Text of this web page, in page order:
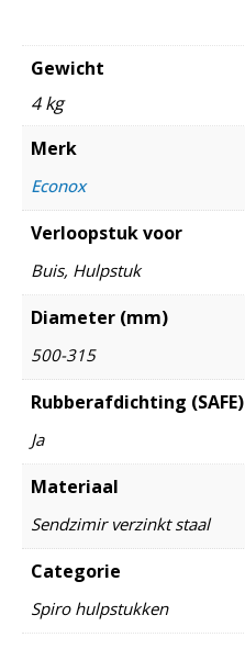
Gewicht
4 kg
Merk
Econox
Verloopstuk voor
Buis, Hulpstuk
Diameter (mm)
500-315
Rubberafdichting (SAFE)
Ja
Materiaal
Sendzimir verzinkt staal
Categorie
Spiro hulpstukken